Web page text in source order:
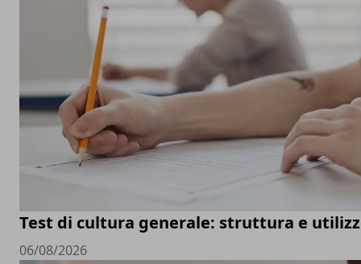
Test di cultura generale: struttura e
06/08/2026